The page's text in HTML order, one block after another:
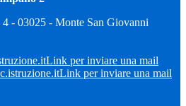
- 03025 - Monte San Giovanni
Link per inviare una mail
Link per inviare una mail